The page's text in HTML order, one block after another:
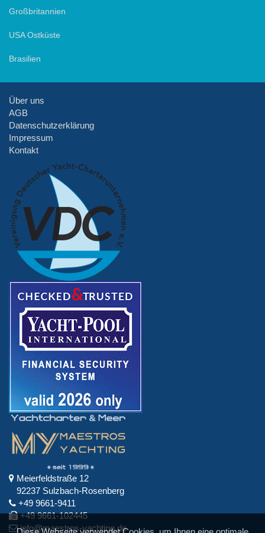
Großbritannien
USA Ostküste
Brasilien
Über uns
AGB
Datenschutzerklärung
Impressum
Kontakt
Meierfeldstraße 12
92237 Sulzbach-Rosenberg
+49 9661-9411
+49 9661-102445
info@maestros-yachting.de